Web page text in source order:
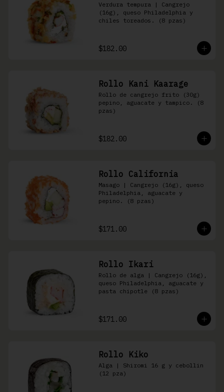
Verdura tempura | Cangrejo
(16g), queso Philadelphia y
chiles toreados. (8 pzas)
$182.00
Rollo Kani Kaarage
Rollo de cangrejo frito (30g)
pepino, aguacate y tampico. (8
pzas)
$182.00
Rollo California
Masago | Cangrejo (16g), queso
Philadelphia, aguacate y
pepino. (8 pzas)
$171.00
Rollo Ikari
Rollo de alga | Cangrejo (16g),
queso Philadelphia, aguacate y
pasta chipotle (8 pzas)
$171.00
Rollo Kiko
Alga | Shiromi 16 g y cebollin
(12 pza)